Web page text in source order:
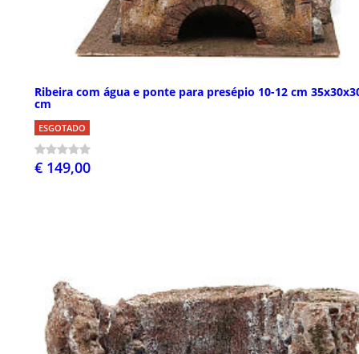
Ribeira com água e ponte para presépio 10-12 cm
cm
ESGOTADO
€ 149,00